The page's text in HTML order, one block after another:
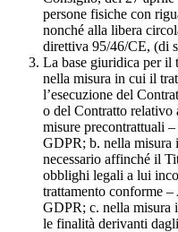
persone fisiche con
nonché alla libera
direttiva 95/46/CE, (di
La base giuridica per il
nella misura in cui il
l’esecuzione del
o del Contratto relativo
misure precontrattuali
GDPR; b. nella misura
necessario affinché il
obblighi legali a lui
trattamento conforme
GDPR; c. nella misura
le finalità derivanti